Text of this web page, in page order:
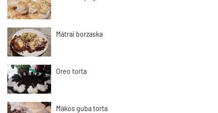
Mátrai borzaska
Oreo torta
Mákos guba torta